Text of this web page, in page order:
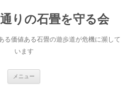
りの石畳を守る会
る価値ある石畳の遊歩道が危機に瀕して
います
メニュー